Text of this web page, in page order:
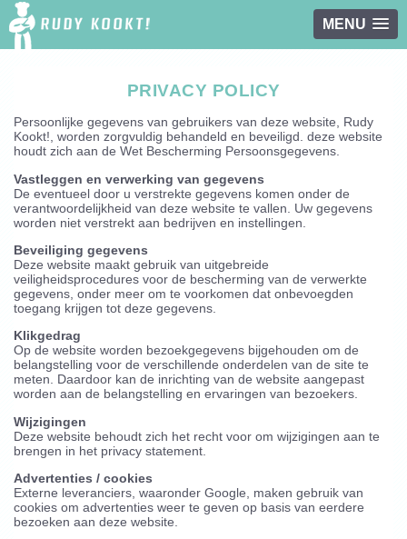
MENU
PRIVACY POLICY
Persoonlijke gegevens van gebruikers van deze website, Rudy
Kookt!, worden zorgvuldig behandeld en beveiligd. deze website
houdt zich aan de Wet Bescherming Persoonsgegevens.
Vastleggen en verwerking van gegevens
De eventueel door u verstrekte gegevens komen onder de
verantwoordelijkheid van deze website te vallen. Uw gegevens
worden niet verstrekt aan bedrijven en instellingen.
Beveiliging gegevens
Deze website maakt gebruik van uitgebreide
veiligheidsprocedures voor de bescherming van de verwerkte
gegevens, onder meer om te voorkomen dat onbevoegden
toegang krijgen tot deze gegevens.
Klikgedrag
Op de website worden bezoekgegevens bijgehouden om de
belangstelling voor de verschillende onderdelen van de site te
meten. Daardoor kan de inrichting van de website aangepast
worden aan de belangstelling en ervaringen van bezoekers.
Wijzigingen
Deze website behoudt zich het recht voor om wijzigingen aan te
brengen in het privacy statement.
Advertenties / cookies
Externe leveranciers, waaronder Google, maken gebruik van
cookies om advertenties weer te geven op basis van eerdere
bezoeken aan deze website.